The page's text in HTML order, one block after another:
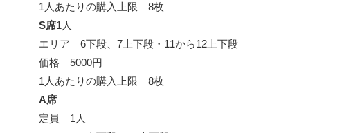
1人あたりの購入上限 8枚
S席1人
エリア 6下段、7上下段・11から12上下段
価格 5000円
1人あたりの購入上限 8枚
A席
定員 1人